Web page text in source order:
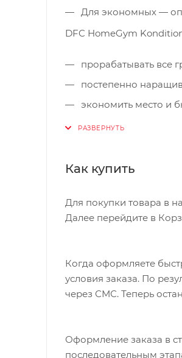
Для экономных —
DFC HomeGym
прорабатывать все
постепенно
экономить место и
тренироваться
Как купить
Для покупки товара в
Далее перейдите в
Когда оформляете
условия заказа. По
через СМС. Теперь
Оформление заказа в
последовательным